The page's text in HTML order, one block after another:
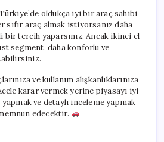
oldukça iyi bir araç sahibi
sıfır araç almak istiyorsanız daha
tercih yaparsınız. Ancak ikinci el
segment, daha konforlu ve
ve kullanım alışkanlıklarınıza
karar vermek yerine piyasayı iyi
ve detaylı inceleme yapmak
edecektir.